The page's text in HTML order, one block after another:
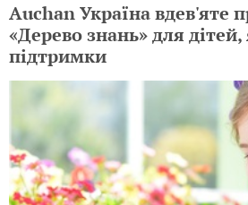
Auchan Україна вдев'яте
«Дерево знань» для
підтримки